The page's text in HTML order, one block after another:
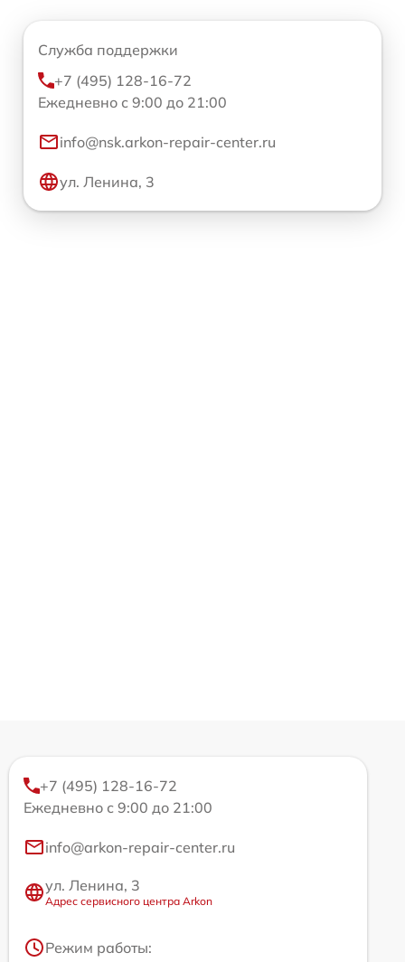
Служба поддержки
+7 (495) 128-16-72
Ежедневно с 9:00 до 21:00
info@nsk.arkon-repair-center.ru
ул. Ленина, 3
+7 (495) 128-16-72
Ежедневно с 9:00 до 21:00
info@arkon-repair-center.ru
ул. Ленина, 3
Адрес сервисного центра Arkon
Режим работы: